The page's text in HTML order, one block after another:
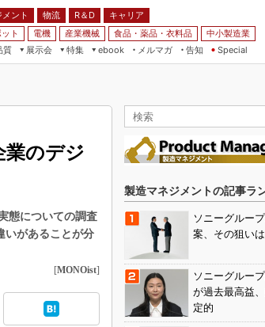
ント 物流 R＆D
キャリア
ト 電機 産業機械 食品・薬品・衣料品
中小製造業
質
展示会
特集
ebook
メルマガ
告知 Special
業のデジ
態についての調査
いがあることが分
[MONOist]
製造マネジメントの記事ラ
ソニーグルー
案、その狙い
ソニーグルー
が過去最高益
定的